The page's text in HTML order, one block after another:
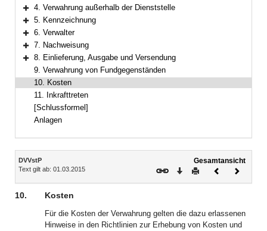
Bereich erweitern
Bereich erweitern
4. Verwahrung außerhalb der Dienststelle
Bereich erweitern
5. Kennzeichnung
Bereich erweitern
6. Verwalter
Bereich erweitern
7. Nachweisung
Bereich erweitern
8. Einlieferung, Ausgabe und Versendung
9. Verwahrung von Fundgegenständen
10. Kosten
11. Inkrafttreten
[Schlussformel]
Anlagen
Inhalt
DVVstP
Text gilt ab: 01.03.2015
Gesamtansicht
Download
DruckenVorheriges
10. Kosten
Für die Kosten der Verwahrung gelten die dazu erlassenen
Hinweise in den Richtlinien zur Erhebung von Kosten und